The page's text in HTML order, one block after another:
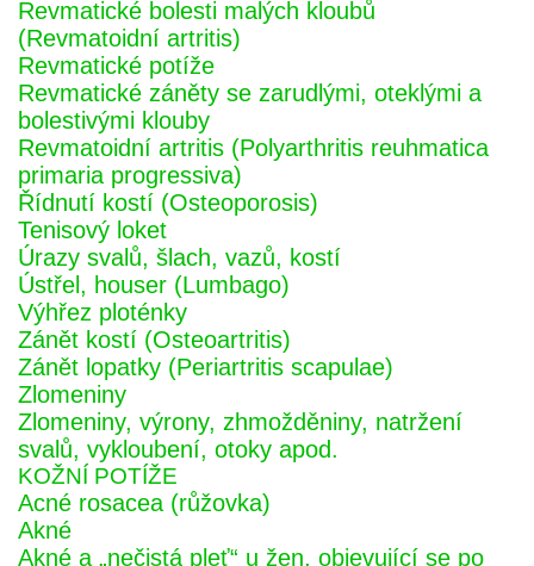
Revmatické bolesti malých kloubů
(Revmatoidní artritis)
Revmatické potíže
Revmatické záněty se zarudlými, oteklými a
bolestivými klouby
Revmatoidní artritis (Polyarthritis reuhmatica
primaria progressiva)
Řídnutí kostí (Osteoporosis)
Tenisový loket
Úrazy svalů, šlach, vazů, kostí
Ústřel, houser (Lumbago)
Výhřez ploténky
Zánět kostí (Osteoartritis)
Zánět lopatky (Periartritis scapulae)
Zlomeniny
Zlomeniny, výrony, zhmožděniny, natržení
svalů, vykloubení, otoky apod.
KOŽNÍ POTÍŽE
Acné rosacea (růžovka)
Akné
Akné a „nečistá pleť“ u žen, objevující se po